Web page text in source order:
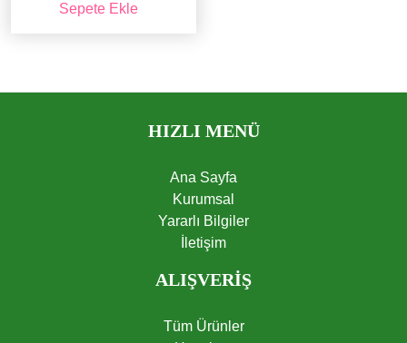
Sepete Ekle
HIZLI MENÜ
Ana Sayfa
Kurumsal
Yararlı Bilgiler
İletişim
ALIŞVERİŞ
Tüm Ürünler